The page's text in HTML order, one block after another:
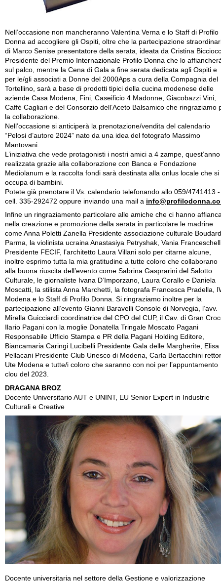
Nell’occasione non mancheranno Valentina Verna e lo Staff di Profilo
Donna ad accogliere gli Ospiti, oltre che la partecipazione
di Marco Senise presentatore della serata, ideata da Cristina
Presidente del Premio Internazionale Profilo Donna che lo
sul palco, mentre la Cena di Gala a fine serata dedicata agli Ospiti e
per le/gli associati a Donne del 2000Aps a cura della Compagnia del
Tortellino, sarà a base di prodotti tipici della cucina modenese delle
aziende Casa Modena, Fini, Caseificio 4 Madonne, Giacobazzi Vini,
Caffè Cagliari e del Consorzio dell’Aceto Balsamico che ringraziamo
la collaborazione.
Nell’occasione si anticiperà la prenotazione/vendita del calendario
“Pelosi d’autore 2024” nato da una idea del fotografo Massimo
Mantovani.
L’iniziativa che vede protagonisti i nostri amici a 4 zampe,
realizzata grazie alla collaborazione con Banca e Fondazione
Mediolanum e la raccolta fondi sarà destinata alla onlus locale che si
occupa di bambini.
Potete già prenotare il Vs. calendario telefonando allo 059/4741413 -
cell. 335-292472 oppure inviando una mail a
Infine un ringraziamento particolare alle amiche che ci hanno
nella creazione e promozione della serata in particolare le madrine
come Anna Poletti Zanella Presidente associazione culturale
Parma, la violinista ucraina Anastasiya Petryshak, Vania
Presidente FECIF, l’architetto Laura Villani solo per citarne alcune,
inoltre esprimo tutta la mia gratitudine a tutte coloro che collaborano
alla buona riuscita dell’evento come Sabrina Gasprarini del Salotto
Culturale, le giornaliste Ivana D’Imporzano, Laura Corallo e Daniela
Moscatti, la stilista Anna Marchetti, la fotografa Francesca Pradella,
Modena e lo Staff di Profilo Donna. Si ringraziamo inoltre per la
partecipazione all’evento Gianni Baravelli Console di Norvegia, l’avv.
Mirella Guicciardi coordinatrice del CPO del CUP, il Cav. di Gran
Ilario Pagani con la moglie Donatella Tringale Moscato Pagani
Responsabile Ufficio Stampa e PR della Pagani Holding Editore,
Biancamaria Caringi Lucibelli Presidente Gala delle Margherite, Elisa
Pellacani Presidente Club Unesco di Modena, Carla Bertacchini
Ute Modena e tutte/i coloro che saranno con noi per l’appuntamento
clou del 2023.
DRAGANA BROZ
Docente Universitario AUT e UNINT, EU Senior Expert in Industrie
Culturali e Creative
Docente universitaria nel settore della Gestione e valorizzazione